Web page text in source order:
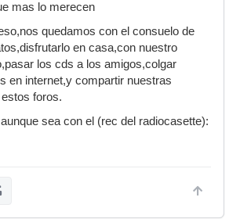
mas lo merecen
quedamos con el consuelo de
en casa,con nuestro
los cds a los amigos,colgar
en internet,y compartir nuestras
foros.
sea con el (rec del radiocasette):